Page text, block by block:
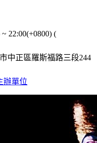
~ 22:00(+0800) (
中正區羅斯福路三段244
辦單位